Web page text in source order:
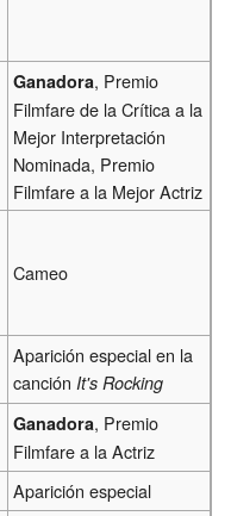
Ganadora, Premio
Filmfare de la Crítica a la
Mejor Interpretación
Nominada, Premio
Filmfare a la Mejor Actriz
Cameo
Aparición especial en la
canción It's Rocking
Ganadora, Premio
Filmfare a la Actriz
Aparición especial